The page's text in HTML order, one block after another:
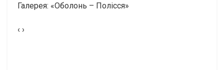
Галерея: «Оболонь – Полісся»
‹ ›